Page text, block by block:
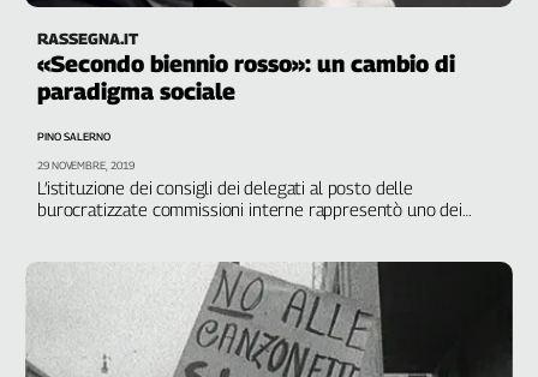
RASSEGNA.IT
«Secondo biennio rosso»: un cambio di
paradigma sociale
L’istituzione dei consigli dei delegati al posto delle
burocratizzate commissioni interne rappresentò uno dei
PINO SALERNO
29 NOVEMBRE, 2019